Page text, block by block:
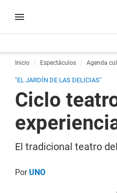
Inicio Espectáculos Agenda
"EL JARDÍN DE LAS DELICIAS"
Ciclo
El tradicional teatro
PorUNO